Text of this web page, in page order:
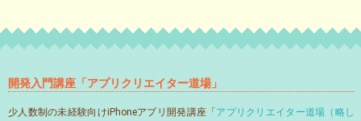
開発入門講座「アプリクリエイター道場」
少人数制の未経験向けiPhoneアプリ開発講座「アプリクリエイター道場（略し